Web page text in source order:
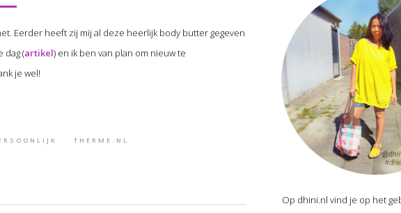
Eerder heeft zij mij al deze heerlijk body butter gegeven
dag (artikel) en ik ben van plan om nieuw te
je wel!
THERME.NL
Op dhini.nl vind je op het